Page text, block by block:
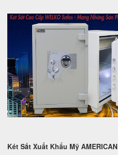
Két Sắt Xuất Khẩu Mỹ